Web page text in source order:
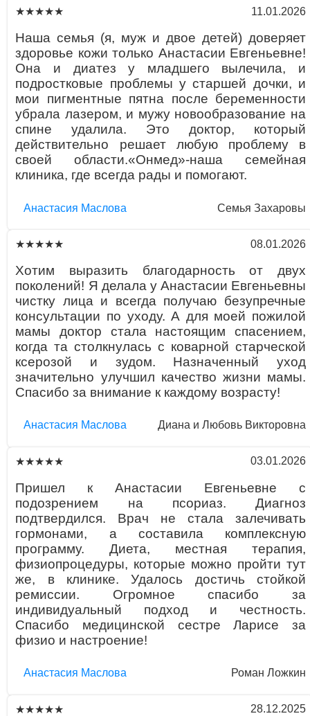
★★★★★ 11.01.2026
Наша семья (я, муж и двое детей) доверяет
здоровье кожи только Анастасии Евгеньевне!
Она и диатез у младшего вылечила, и
подростковые проблемы у старшей дочки, и
мои пигментные пятна после беременности
убрала лазером, и мужу новообразование на
спине удалила. Это доктор, который
действительно решает любую проблему в
своей области.«Онмед»-наша семейная
клиника, где всегда рады и помогают.
Aнaстaсия Маслова Семья Захаровы
★★★★★ 08.01.2026
Хотим выразить благодарность от двух
поколений! Я делала у Анастасии Евгеньевны
чистку лица и всегда получаю безупречные
консультации по уходу. А для моей пожилой
мамы доктор стала настоящим спасением,
когда та столкнулась с коварной старческой
ксерозой и зудом. Назначенный уход
значительно улучшил качество жизни мамы.
Спасибо за внимание к каждому возрасту!
Aнaстaсия Маслова Диана и Любовь Викторовна
★★★★★ 03.01.2026
Пришел к Анастасии Евгеньевне с
подозрением на псориаз. Диагноз
подтвердился. Врач не стала залечивать
гормонами, а составила комплексную
программу. Диета, местная терапия,
физиопроцедуры, которые можно пройти тут
же, в клинике. Удалось достичь стойкой
ремиссии. Огромное спасибо за
индивидуальный подход и честность.
Спасибо медицинской сестре Ларисе за
физио и настроение!
Aнaстaсия Маслова Роман Ложкин
★★★★★ 28.12.2025